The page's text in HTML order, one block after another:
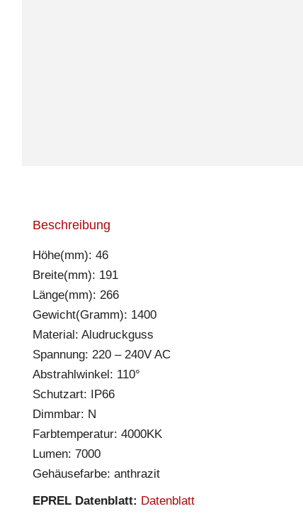
Beschreibung
Höhe(mm): 46
Breite(mm): 191
Länge(mm): 266
Gewicht(Gramm): 1400
Material: Aludruckguss
Spannung: 220 – 240V AC
Abstrahlwinkel: 110°
Schutzart: IP66
Dimmbar: N
Farbtemperatur: 4000KK
Lumen: 7000
Gehäusefarbe: anthrazit
EPREL Datenblatt: Datenblatt